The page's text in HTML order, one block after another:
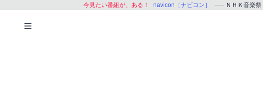
今見たい番組が、ある！ navicon［ナビコン］ ＮＨＫ音楽